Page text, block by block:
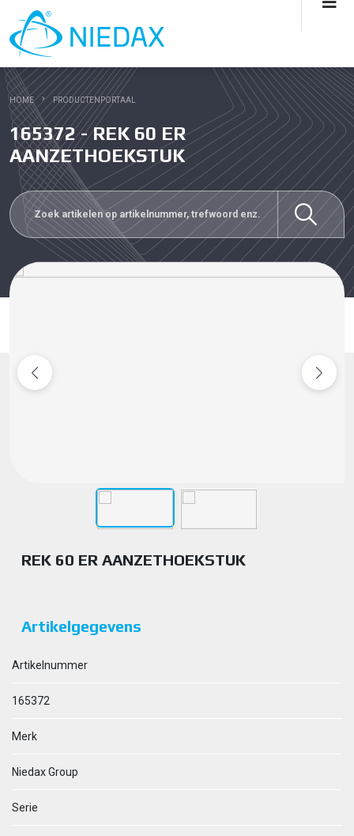
HOME PRODUCTENPORTAAL
165372 - REK 60 ER
AANZETHOEKSTUK
REK 60 ER AANZETHOEKSTUK
Artikelgegevens
Artikelnummer
165372
Merk
Niedax Group
Serie